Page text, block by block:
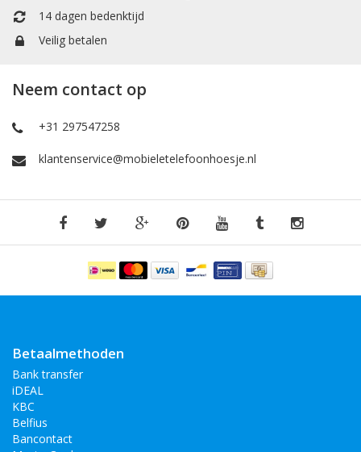
14 dagen bedenktijd
Veilig betalen
Neem contact op
+31 297547258
klantenservice@mobieletelefoonhoesje.nl
Betaalmethoden
Bank transfer
iDEAL
KBC
Belfius
Bancontact